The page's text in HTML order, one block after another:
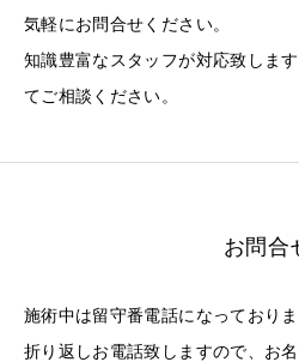
気軽にお問合せください。
知識豊富なスタッフが対応致しま
てご相談ください。
お問合
施術中は留守番電話になっておりま
折り返しお電話致しますので、お